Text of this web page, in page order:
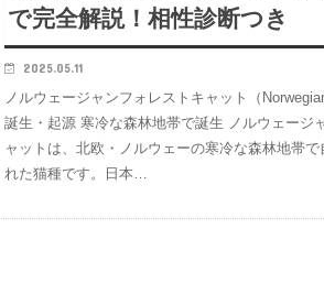
で完全解説！相性診断つき
2025.05.11
ノルウェージャンフォレストキャット（
誕生・起源 寒冷な森林地帯で誕生 ノルウェージ
ャットは、北欧・ノルウェーの寒冷な森林地帯で
れた猫種です。日本…